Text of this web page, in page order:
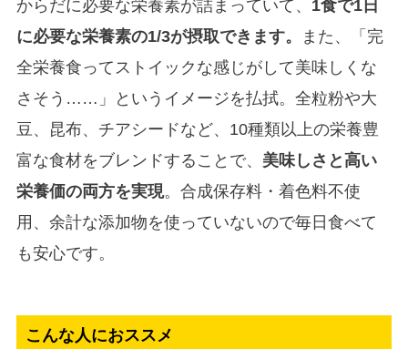
からだに必要な栄養素が詰まっていて、 1食で1日
に必要な栄養素の1/3が摂取できます。
また、「完
全栄養食ってストイックな感じがして美味しくな
さそう……」というイメージを払拭。全粒粉や大
豆、昆布、チアシードなど、10種類以上の栄養豊
富な食材をブレンドすることで、 美味しさと高い
栄養価の両方を実現。合成保存料・着色料不使
用、余計な添加物を使っていないので毎日食べて
も安心です。
こんな人におススメ